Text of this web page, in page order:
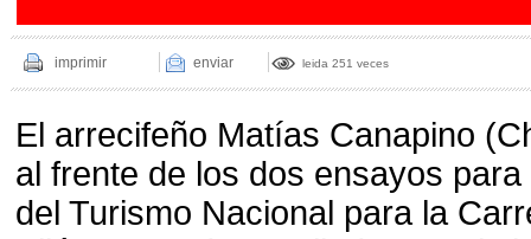
imprimir enviar leida 251 veces
El arrecifeño Matías Canapino
al frente de los dos ensayos
del Turismo Nacional para la